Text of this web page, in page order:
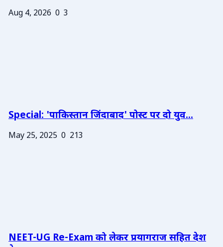
Aug 4, 2026 0 3
Special: 'पाकिस्तान जिंदाबाद' पोस्ट पर दो युव...
May 25, 2025 0 213
NEET-UG Re-Exam को लेकर प्रयागराज सहित देश